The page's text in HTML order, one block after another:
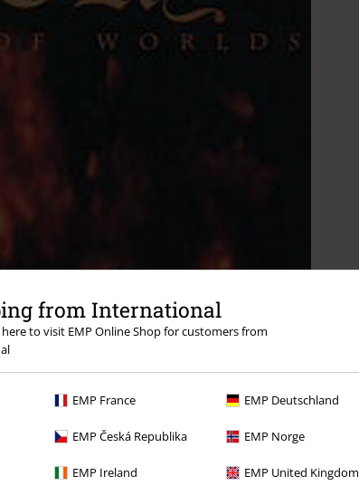
from International
here to visit EMP Online Shop for customers from
EMP France EMP Deutschland
EMP Česká Republika EMP Norge
EMP Ireland EMP United Kingdom